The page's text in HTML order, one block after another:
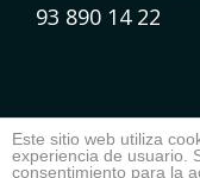
93 890 14 22
Este sitio web utiliza
experiencia de usuario.
consentimiento para la